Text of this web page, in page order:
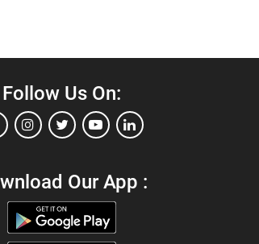
Follow Us On:
Our App :